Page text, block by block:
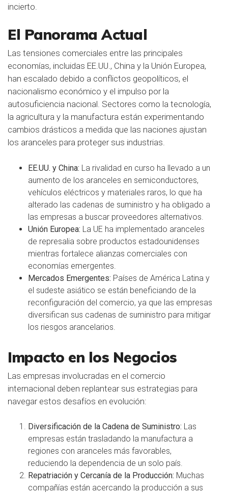
incierto.
El Panorama Actual
Las tensiones comerciales entre las principales
economías, incluidas EE.UU., China y la Unión Europea,
han escalado debido a conflictos geopolíticos, el
nacionalismo económico y el impulso por la
autosuficiencia nacional. Sectores como la tecnología,
la agricultura y la manufactura están experimentando
cambios drásticos a medida que las naciones ajustan
los aranceles para proteger sus industrias.
EE.UU. y China: La rivalidad en curso ha llevado a un
aumento de los aranceles en semiconductores,
vehículos eléctricos y materiales raros, lo que ha
alterado las cadenas de suministro y ha obligado a
las empresas a buscar proveedores alternativos.
Unión Europea: La UE ha implementado aranceles
de represalia sobre productos estadounidenses
mientras fortalece alianzas comerciales con
economías emergentes.
Mercados Emergentes: Países de América Latina y
el sudeste asiático se están beneficiando de la
reconfiguración del comercio, ya que las empresas
diversifican sus cadenas de suministro para mitigar
los riesgos arancelarios.
Impacto en los Negocios
Las empresas involucradas en el comercio
internacional deben replantear sus estrategias para
navegar estos desafíos en evolución:
Diversificación de la Cadena de Suministro: Las
empresas están trasladando la manufactura a
regiones con aranceles más favorables,
reduciendo la dependencia de un solo país.
Repatriación y Cercanía de la Producción: Muchas
compañías están acercando la producción a sus